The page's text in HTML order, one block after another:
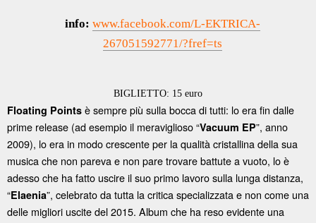
info: www.facebook.com/L-EKTRICA-
267051592771/?fref=ts
BIGLIETTO: 15 euro
Floating Points è sempre più sulla bocca di tutti: lo era fin dalle
prime release (ad esempio il meraviglioso “Vacuum EP”, anno
2009), lo era in modo crescente per la qualità cristallina della sua
musica che non pareva e non pare trovare battute a vuoto, lo è
adesso che ha fatto uscire il suo primo lavoro sulla lunga distanza,
“Elaenia”, celebrato da tutta la critica specializzata e non come una
delle migliori uscite del 2015. Album che ha reso evidente una